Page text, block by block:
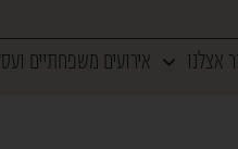
אצלנו אירועים משפחתיים